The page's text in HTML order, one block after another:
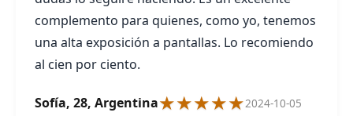
complemento para quienes, como yo, tenemos
una alta exposición a pantallas. Lo recomiendo
al cien por ciento.
Sofía, 28, Argentina★★★★★2024-10-05